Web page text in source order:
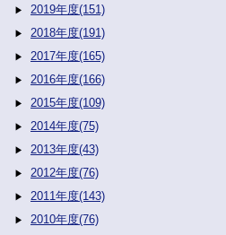
2019年度(151)
2018年度(191)
2017年度(165)
2016年度(166)
2015年度(109)
2014年度(75)
2013年度(43)
2012年度(76)
2011年度(143)
2010年度(76)